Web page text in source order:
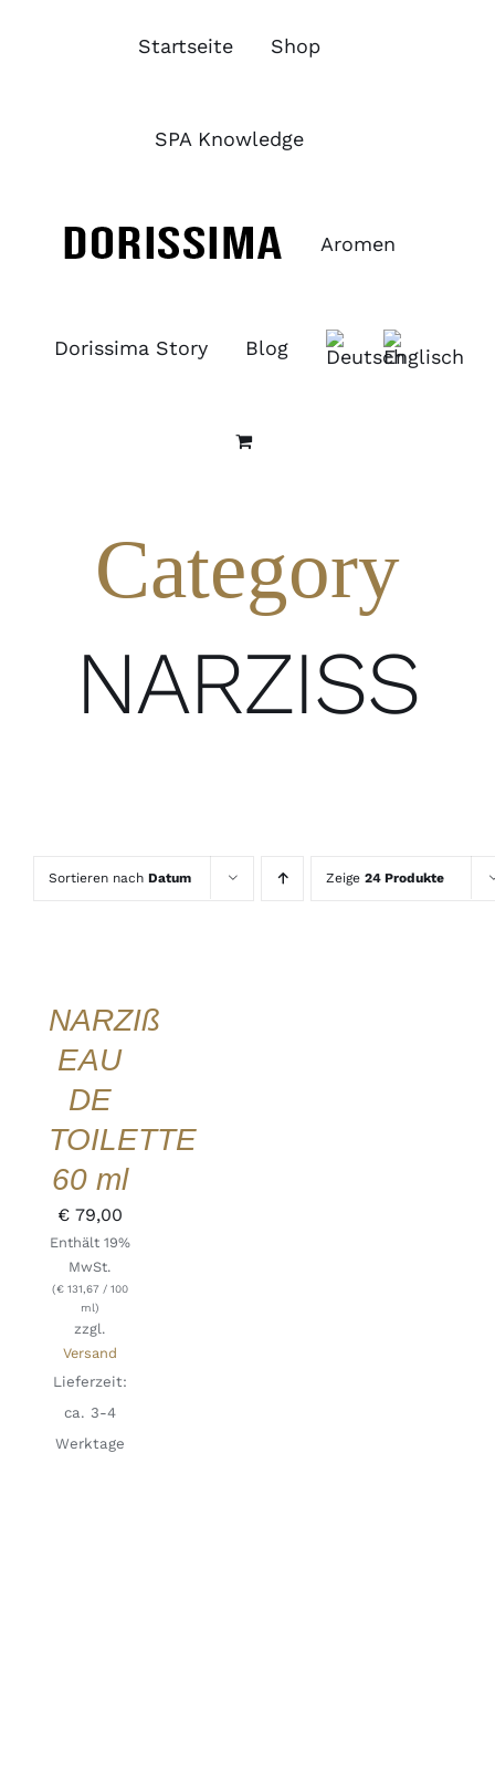
Startseite Shop
SPA Knowledge
Aromen
Dorissima Story Blog
Category
NARZISS
Sortieren nach Datum Zeige 24 Produkte
QUICK
VIEW
NARZIß
EAU
DE
TOILETTE
60 ml
€79,00
Enthält 19%
MwSt.
(€131,67/ 100
ml)
zzgl.
Versand
Lieferzeit:
ca. 3-4
Werktage